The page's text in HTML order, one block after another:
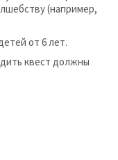
(например,
от 6 лет.
квест должны